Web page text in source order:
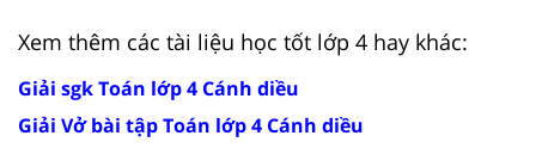
Xem thêm các tài liệu học tốt lớp 4 hay khác:
Giải sgk Toán lớp 4 Cánh diều
Giải Vở bài tập Toán lớp 4 Cánh diều